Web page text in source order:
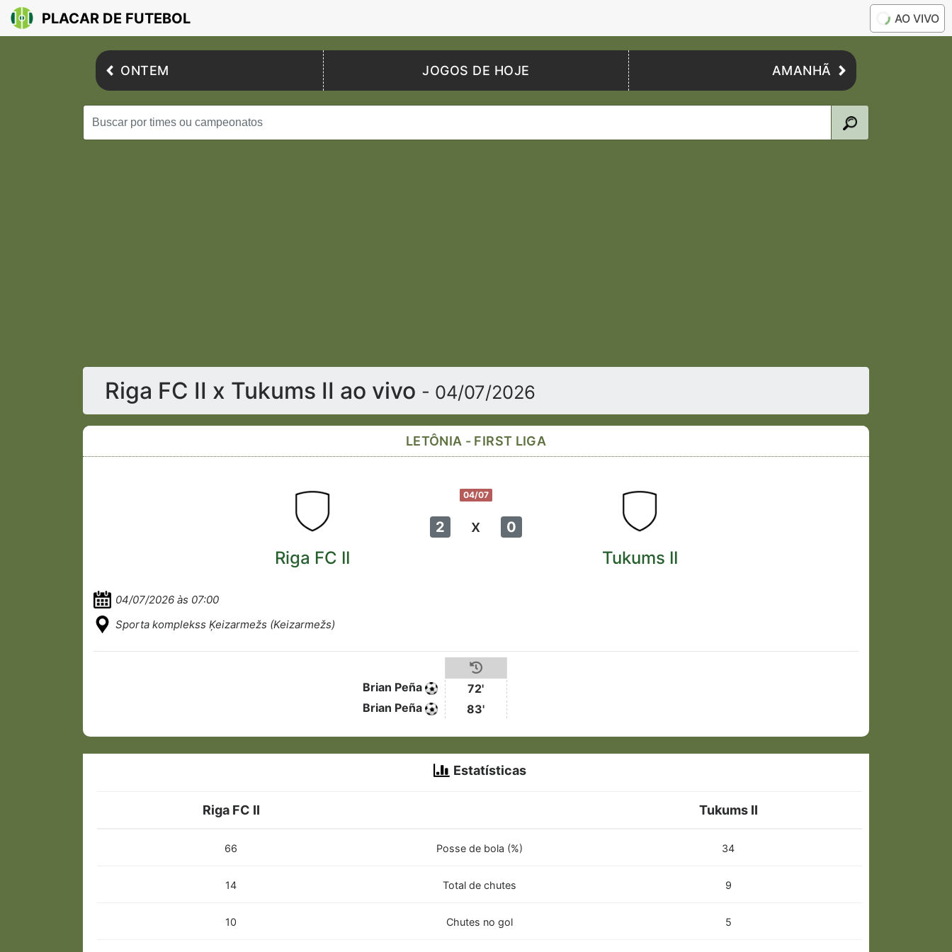
PLACAR DE FUTEBOL AO VIVO
ONTEM JOGOS DE HOJE AMANHÃ
Riga FC II x Tukums II ao vivo - 04/07/2026
LETÔNIA - FIRST LIGA
04/07
2 x 0
Riga FC II Tukums II
04/07/2026 às 07:00
Sporta komplekss Ķeizarmežs (Keizarmežs)
Brian Peña
72'
Brian Peña
83'
Estatísticas
Riga FC II Tukums II
66 Posse de bola (%) 34
14 Total de chutes 9
10 Chutes no gol 5